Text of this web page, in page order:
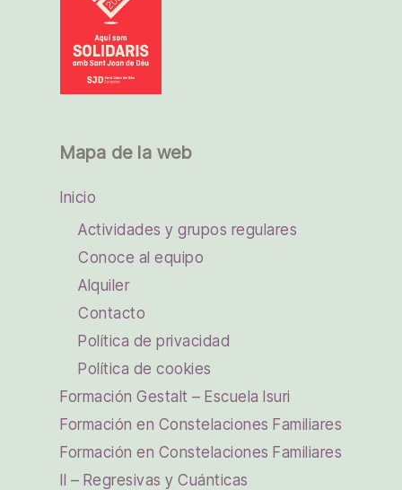
Mapa de la web
Inicio
Actividades y grupos regulares
Conoce al equipo
Alquiler
Contacto
Política de privacidad
Política de cookies
Formación Gestalt – Escuela Isuri
Formación en Constelaciones Familiares
Formación en Constelaciones Familiares
II – Regresivas y Cuánticas